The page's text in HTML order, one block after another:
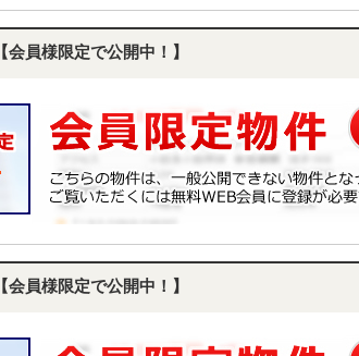
【会員様限定で公開中！】
【会員様限定で公開中！】